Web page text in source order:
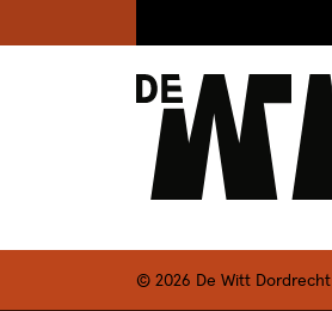
© 2026 De Witt Dordrecht